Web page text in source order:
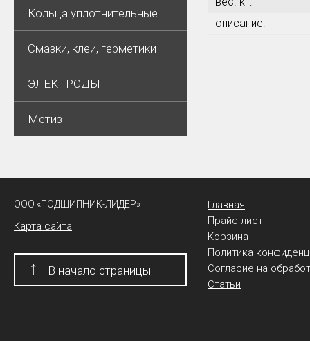
Кольца уплотнительные
Смазки, клеи, герметики
ЭЛЕКТРОДЫ
Метиз
описание:
ООО «ПОДШИПНИК-ЛИДЕР»
Карта сайта
↑ В начало страницы
Главная
Прайс-лист
Корзина
Политика
Согласие на
Статьи